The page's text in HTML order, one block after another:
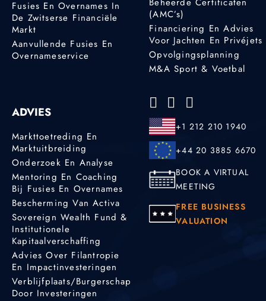
Fusies En Overnames In
De Zwitserse Financiële
Markt
Aanvullende Fusies En
Overnameservice
(AMC’s)
Financiering En Advies
Voor Jachten En Privéjets
Opvolgingsplanning
M&A Sport & Voetbal
ADVIES
Markttoetreding En
Marktuitbreiding
Onderzoek En Analyse
Mentoring En Coaching
Bij Fusies En Overnames
Bescherming Van Activa
Sovereign Wealth Fund &
Institutionele
Kapitaalverschaffing
Advies Over Filantropie
En Impactinvesteringen
Verblijfplaats/burgerschap
Door Investeringen
+1 212 210 1940
+44 20 3885 6670
BOOK A VIRTUAL
MEETING
FREE BUSINESS
VALUATION